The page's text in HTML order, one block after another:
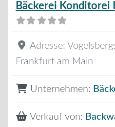
Bäckerei Konditorei
Adresse:
Frankfurt am Main
Unternehmen:
Verkauf von: